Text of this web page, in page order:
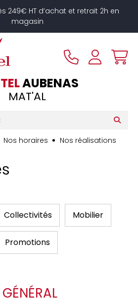
249€ HT d’achat et retrait 2h en
magasin
AUBENAS
MAT'AL
Nos horaires Nos réalisations
Collectivités Mobilier
Promotions
cookies